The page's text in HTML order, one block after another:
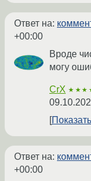
Ответ на:
+00:00
Вроде
могу
CrX
Ответ на:
+00:00